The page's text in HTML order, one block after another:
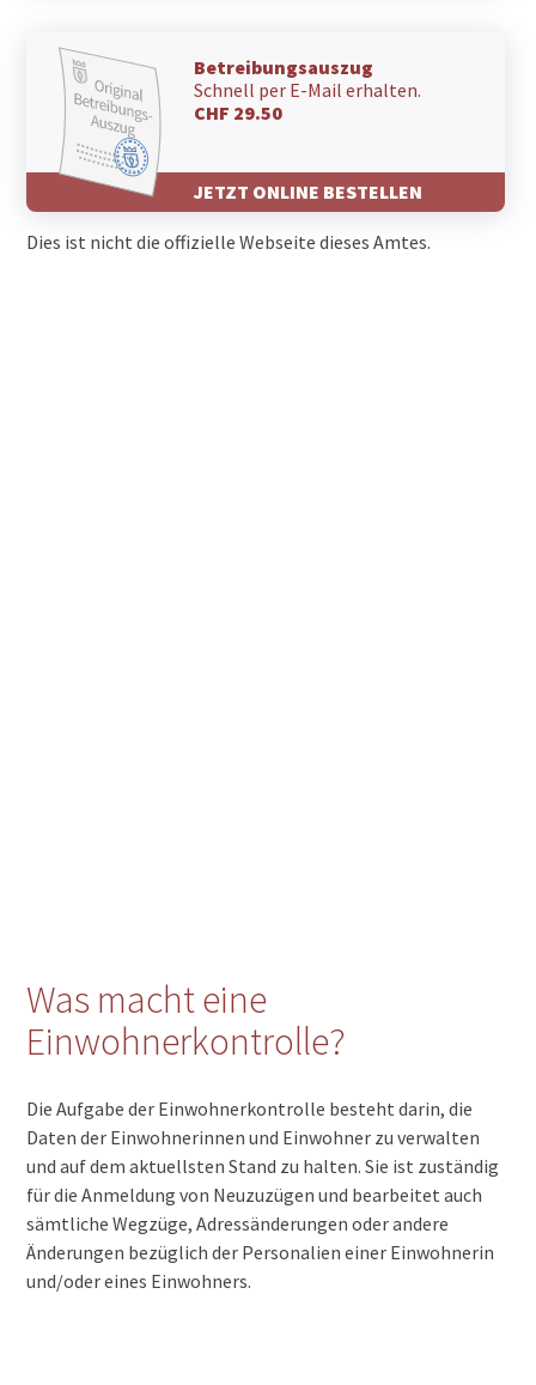
Betreibungsauszug
Schnell per E-Mail erhalten.
CHF 29.50
JETZT ONLINE BESTELLEN
Dies ist nicht die offizielle Webseite dieses Amtes.
Was macht eine
Einwohnerkontrolle?
Die Aufgabe der Einwohnerkontrolle besteht darin, die
Daten der Einwohnerinnen und Einwohner zu verwalten
und auf dem aktuellsten Stand zu halten. Sie ist zuständig
für die Anmeldung von Neuzuzügen und bearbeitet auch
sämtliche Wegzüge, Adressänderungen oder andere
Änderungen bezüglich der Personalien einer Einwohnerin
und/oder eines Einwohners.